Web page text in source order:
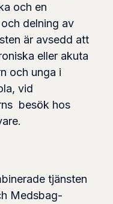
och en
delning av
är avsedd att
eller akuta
och unga i
vid
besök hos
tjänsten
Medsbag-